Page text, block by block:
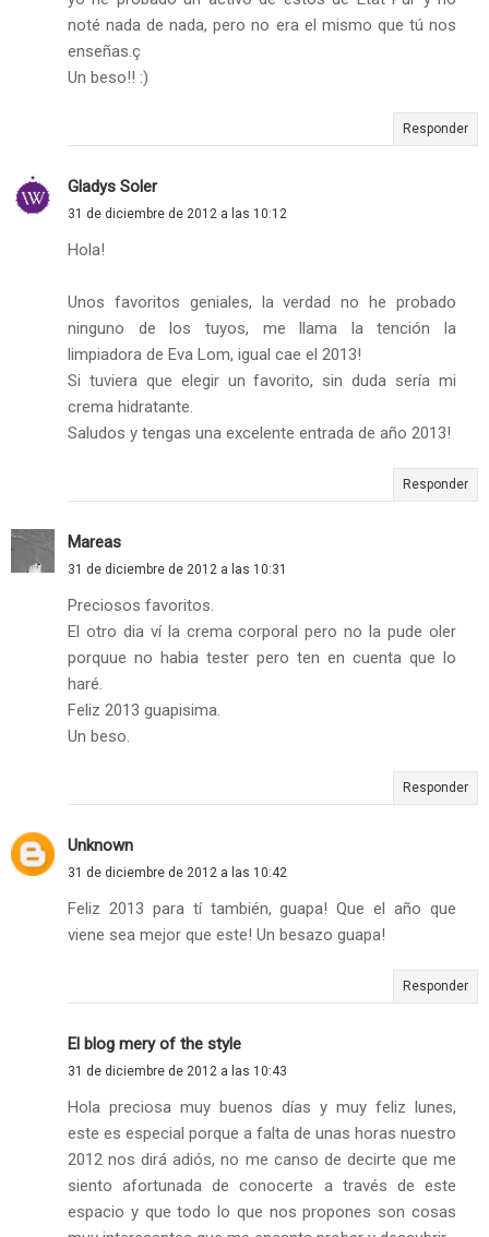
noté nada de nada, pero no era el mismo que tú nos
enseñas.ç
Un beso!! :)
Responder
Gladys Soler
31 de diciembre de 2012 a las 10:12
Hola!
Unos favoritos geniales, la verdad no he probado
ninguno de los tuyos, me llama la tención la
limpiadora de Eva Lom, igual cae el 2013!
Si tuviera que elegir un favorito, sin duda sería mi
crema hidratante.
Saludos y tengas una excelente entrada de año 2013!
Responder
Mareas
31 de diciembre de 2012 a las 10:31
Preciosos favoritos.
El otro dia ví la crema corporal pero no la pude oler
porquue no habia tester pero ten en cuenta que lo
haré.
Feliz 2013 guapisima.
Un beso.
Responder
Unknown
31 de diciembre de 2012 a las 10:42
Feliz 2013 para tí también, guapa! Que el año que
viene sea mejor que este! Un besazo guapa!
Responder
El blog mery of the style
31 de diciembre de 2012 a las 10:43
Hola preciosa muy buenos días y muy feliz lunes,
este es especial porque a falta de unas horas nuestro
2012 nos dirá adiós, no me canso de decirte que me
siento afortunada de conocerte a través de este
espacio y que todo lo que nos propones son cosas